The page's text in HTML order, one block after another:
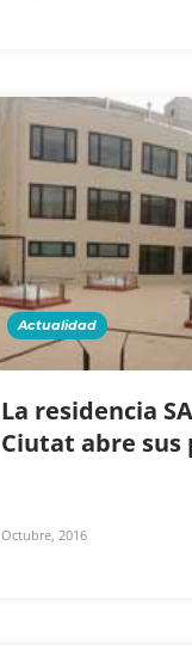
Actualidad
La residencia
Ciutat abre sus
Octubre, 2016